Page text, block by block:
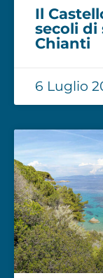
Il
secoli di
Chianti
6 Luglio